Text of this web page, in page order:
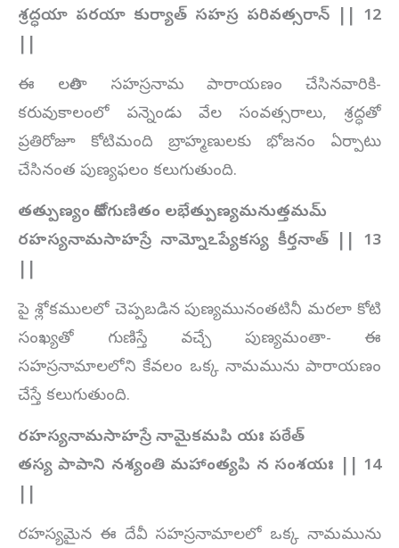
శ్రద్ధయా పరయా కుర్యాత్ సహస్ర పరివత్సరాన్ || 12
ఈ లలితా సహస్రనామ పారాయణం చేసినవారికి-
కరువుకాలంలో పన్నెండు వేల సంవత్సరాలు, శ్రద్ధతో
ప్రతిరోజూ కోటిమంది బ్రాహ్మణులకు భోజనం ఏర్పాటు
చేసినంత పుణ్యఫలం కలుగుతుంది.
తత్పుణ్యం కోటిగుణితం లభేత్పుణ్యమనుత్తమమ్
రహస్యనామసాహస్రే నామ్నోఽప్యేకస్య కీర్తనాత్ || 13
పై శ్లోకములలో చెప్పబడిన పుణ్యమునంతటినీ మరలా కోటి
సంఖ్యతో గుణిస్తే వచ్చే పుణ్యమంతా- ఈ
సహస్రనామాలలోని కేవలం ఒక్క నామమును పారాయణం
చేస్తే కలుగుతుంది.
రహస్యనామసాహస్రే నామైకమపి యః పఠేత్
తస్య పాపాని నశ్యంతి మహాంత్యపి న సంశయః || 14
రహస్యమైన ఈ దేవీ సహస్రనామాలలో ఒక్క నామమును